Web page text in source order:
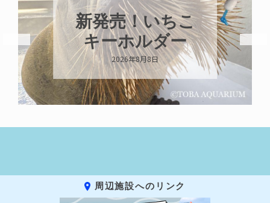
新発売！いちこ
キーホルダー
2026年8月8日
周辺施設へのリンク